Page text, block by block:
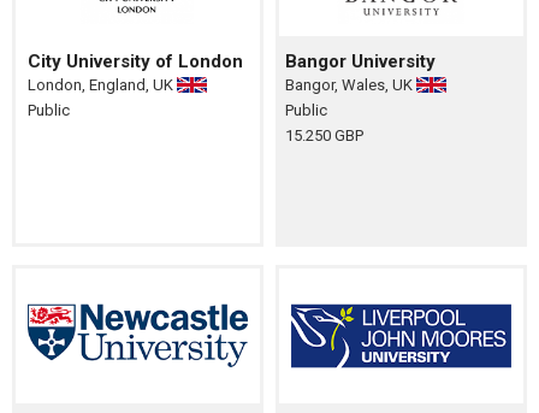
City University of London
London, England, UK
Public
Bangor University
Bangor, Wales, UK
Public
15.250 GBP